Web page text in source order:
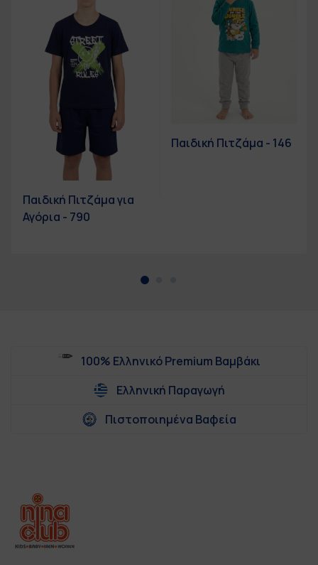
Παιδική Πιτζάμα για
Αγόρια - 790
Παιδική Πιτζάμα - 146
100% Ελληνικό Premium Βαμβάκι
Ελληνική Παραγωγή
Πιστοποιημένα Βαφεία